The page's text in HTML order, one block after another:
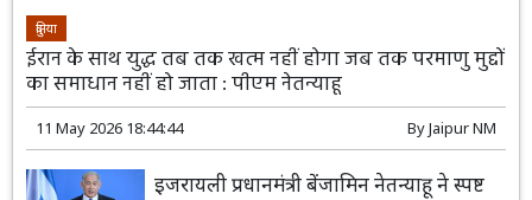
दुनिया
ईरान के साथ युद्ध तब तक खत्म नहीं होगा जब तक परमाणु मुद्दों
का समाधान नहीं हो जाता : पीएम नेतन्याहू
11 May 2026 18:44:44 ByJaipur NM
इजरायली प्रधानमंत्री बेंजामिन नेतन्याहू ने स्पष्ट